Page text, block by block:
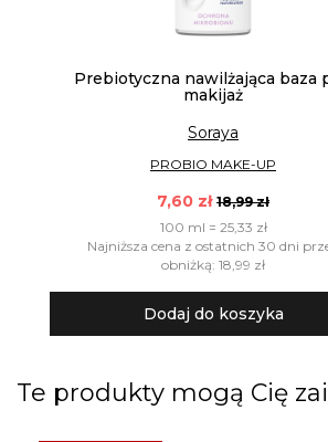
Prebiotyczna nawilżająca baza
makijaż
Soraya
PROBIO MAKE-UP
7,60 zł 18,99 zł
100 ml = 25,33 zł
Najniższa cena z ostatnich 30 dni
obniżką: 18,99 zł
Dodaj do koszyka
Te produkty mogą Cię